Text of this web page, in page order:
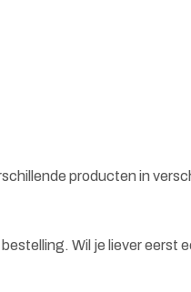
producten in
Wil je liever